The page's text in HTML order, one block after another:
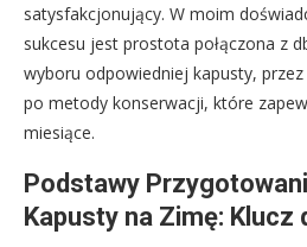
satysfakcjonujący. W moim
sukcesu jest prostota połączona z
wyboru odpowiedniej kapusty,
po metody konserwacji, które
miesiące.
Podstawy
Kapusty na Zimę: Klucz